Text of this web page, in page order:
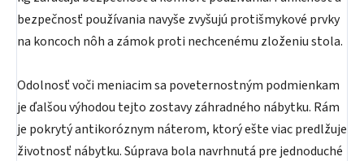
bezpečnosť používania navyše zvyšujú protišmykové prvky
na koncoch nôh a zámok proti nechcenému zloženiu stola.
Odolnosť voči meniacim sa poveternostným podmienkam
je ďalšou výhodou tejto zostavy záhradného nábytku. Rám
je pokrytý antikoróznym náterom, ktorý ešte viac predlžuje
životnosť nábytku. Súprava bola navrhnutá pre jednoduché